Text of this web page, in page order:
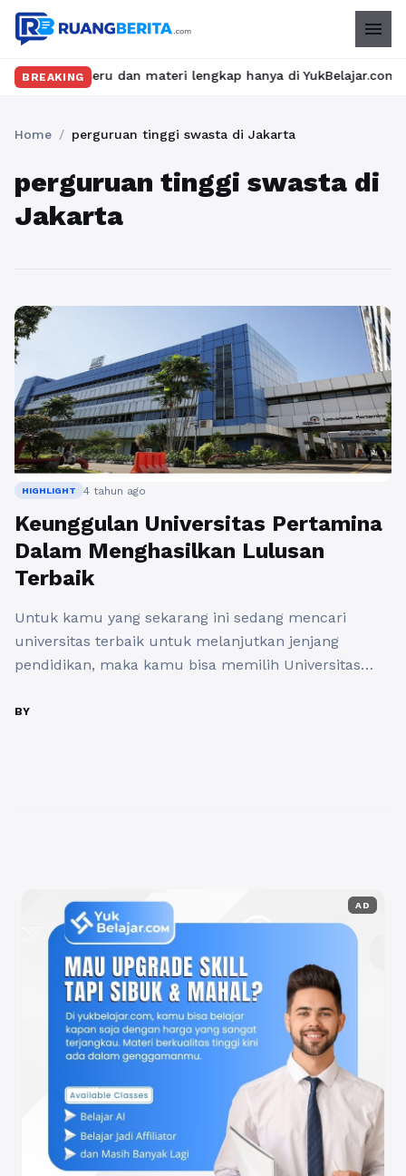
menu
BREAKING
seru dan materi lengkap hanya di YukBelajar.com.
Home / perguruan tinggi swasta di Jakarta
perguruan tinggi swasta di
Jakarta
HIGHLIGHT 4 tahun ago
Keunggulan Universitas Pertamina
Dalam Menghasilkan Lulusan
Terbaik
Untuk kamu yang sekarang ini sedang mencari
universitas terbaik untuk melanjutkan jenjang
pendidikan, maka kamu bisa memilih Universitas
Teknologi dan Bisnis Energi. Universitas Pertamina ini
BY
AD